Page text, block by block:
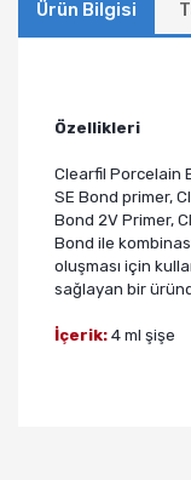
Ürün Bilgisi
Özellikleri
Clearfil Porcelain
SE Bond primer,
Bond 2V Primer,
Bond ile
oluşması için
sağlayan bir
İçerik: 4 ml şişe